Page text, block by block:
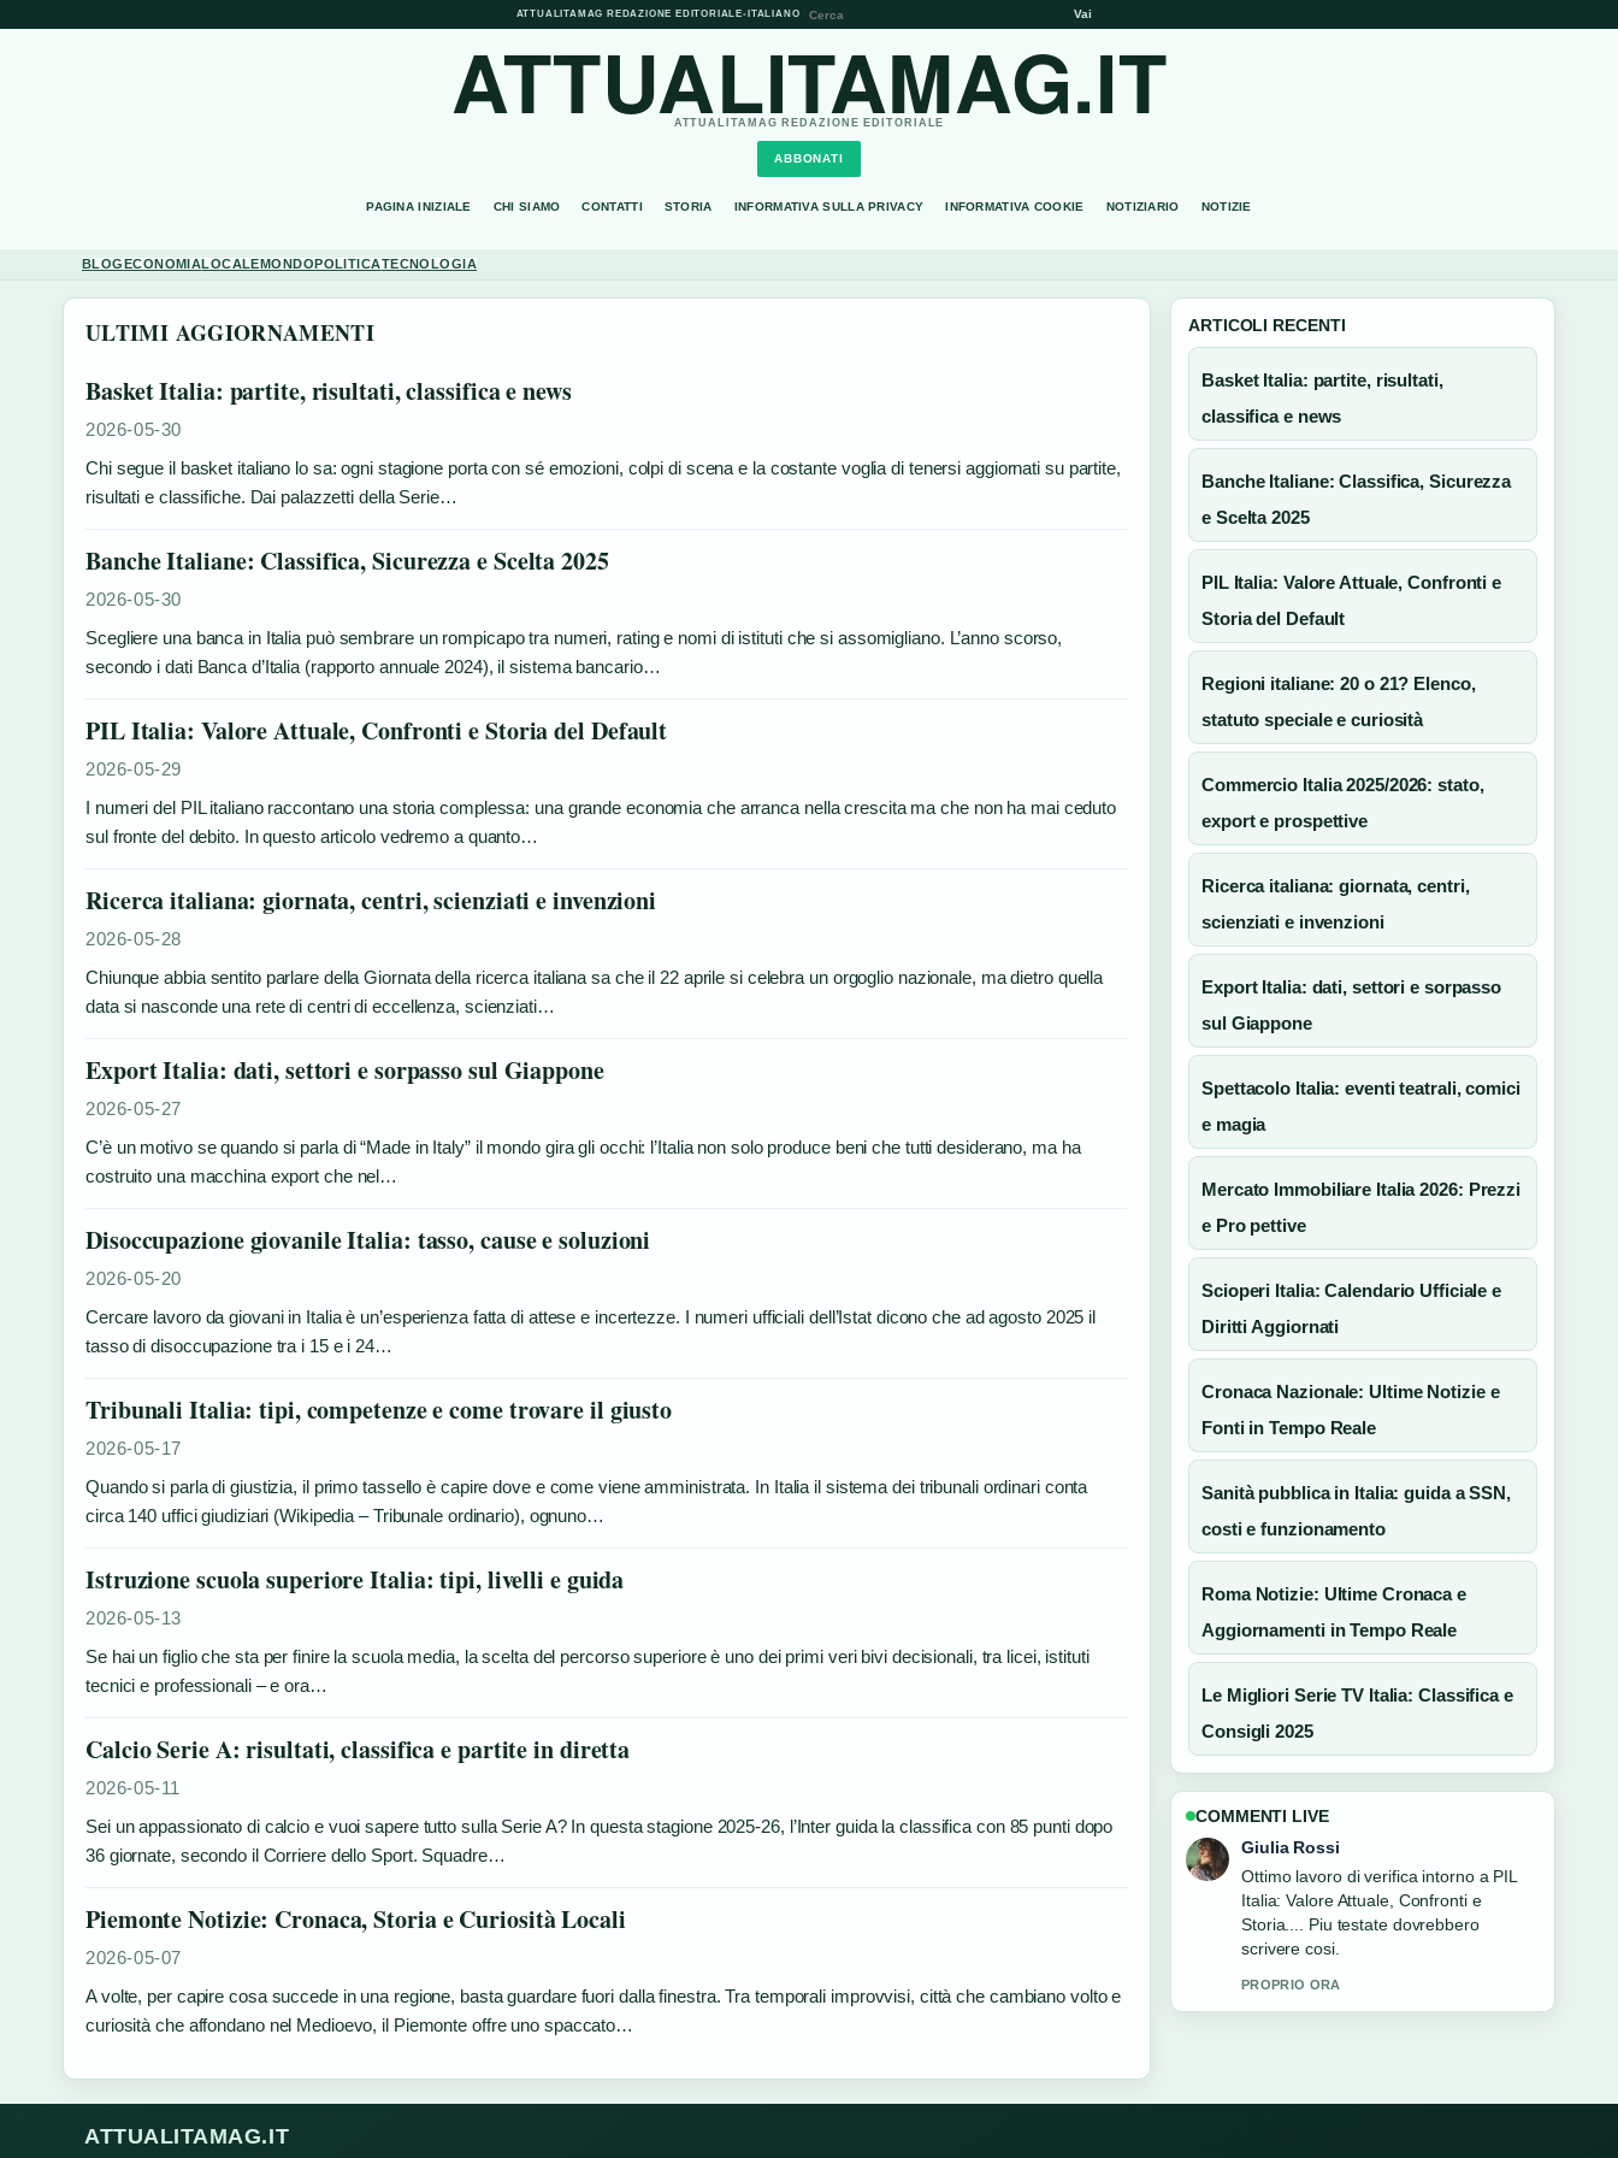
ATTUALITAMAG REDAZIONE EDITORIALE• ITALIANO Vai
ATTUALITAMAG.IT
ATTUALITAMAG REDAZIONE EDITORIALE
ABBONATI
PAGINA INIZIALE CHI SIAMO CONTATTI STORIA INFORMATIVA SULLA PRIVACY INFORMATIVA COOKIE NOTIZIARIO NOTIZIE
BLOGECONOMIALOCALEMONDOPOLITICATECNOLOGIA
ULTIMI AGGIORNAMENTI
Basket Italia: partite, risultati, classifica e news
2026-05-30
Chi segue il basket italiano lo sa: ogni stagione porta con sé emozioni, colpi di scena e la costante voglia di tenersi aggiornati su partite,
risultati e classifiche. Dai palazzetti della Serie…
Banche Italiane: Classifica, Sicurezza e Scelta 2025
2026-05-30
Scegliere una banca in Italia può sembrare un rompicapo tra numeri, rating e nomi di istituti che si assomigliano. L’anno scorso,
secondo i dati Banca d’Italia (rapporto annuale 2024), il sistema bancario…
PIL Italia: Valore Attuale, Confronti e Storia del Default
2026-05-29
I numeri del PIL italiano raccontano una storia complessa: una grande economia che arranca nella crescita ma che non ha mai ceduto
sul fronte del debito. In questo articolo vedremo a quanto…
Ricerca italiana: giornata, centri, scienziati e invenzioni
2026-05-28
Chiunque abbia sentito parlare della Giornata della ricerca italiana sa che il 22 aprile si celebra un orgoglio nazionale, ma dietro quella
data si nasconde una rete di centri di eccellenza, scienziati…
Export Italia: dati, settori e sorpasso sul Giappone
2026-05-27
C’è un motivo se quando si parla di “Made in Italy” il mondo gira gli occhi: l’Italia non solo produce beni che tutti desiderano, ma ha
costruito una macchina export che nel…
Disoccupazione giovanile Italia: tasso, cause e soluzioni
2026-05-20
Cercare lavoro da giovani in Italia è un’esperienza fatta di attese e incertezze. I numeri ufficiali dell’Istat dicono che ad agosto 2025 il
tasso di disoccupazione tra i 15 e i 24…
Tribunali Italia: tipi, competenze e come trovare il giusto
2026-05-17
Quando si parla di giustizia, il primo tassello è capire dove e come viene amministrata. In Italia il sistema dei tribunali ordinari conta
circa 140 uffici giudiziari (Wikipedia – Tribunale ordinario), ognuno…
Istruzione scuola superiore Italia: tipi, livelli e guida
2026-05-13
Se hai un figlio che sta per finire la scuola media, la scelta del percorso superiore è uno dei primi veri bivi decisionali, tra licei, istituti
tecnici e professionali – e ora…
Calcio Serie A: risultati, classifica e partite in diretta
2026-05-11
Sei un appassionato di calcio e vuoi sapere tutto sulla Serie A? In questa stagione 2025-26, l’Inter guida la classifica con 85 punti dopo
36 giornate, secondo il Corriere dello Sport. Squadre…
Piemonte Notizie: Cronaca, Storia e Curiosità Locali
2026-05-07
A volte, per capire cosa succede in una regione, basta guardare fuori dalla finestra. Tra temporali improvvisi, città che cambiano volto e
curiosità che affondano nel Medioevo, il Piemonte offre uno spaccato…
ARTICOLI RECENTI
Basket Italia: partite, risultati,
classifica e news
Banche Italiane: Classifica, Sicurezza
e Scelta 2025
PIL Italia: Valore Attuale, Confronti e
Storia del Default
Regioni italiane: 20 o 21? Elenco,
statuto speciale e curiosità
Commercio Italia 2025/2026: stato,
export e prospettive
Ricerca italiana: giornata, centri,
scienziati e invenzioni
Export Italia: dati, settori e sorpasso
sul Giappone
Spettacolo Italia: eventi teatrali, comici
e magia
Mercato Immobiliare Italia 2026: Prezzi
e Pro pettive
Scioperi Italia: Calendario Ufficiale e
Diritti Aggiornati
Cronaca Nazionale: Ultime Notizie e
Fonti in Tempo Reale
Sanità pubblica in Italia: guida a SSN,
costi e funzionamento
Roma Notizie: Ultime Cronaca e
Aggiornamenti in Tempo Reale
Le Migliori Serie TV Italia: Classifica e
Consigli 2025
COMMENTI LIVE
Giulia Rossi
Ottimo lavoro di verifica intorno a PIL
Italia: Valore Attuale, Confronti e
Storia.... Piu testate dovrebbero
scrivere cosi.
PROPRIO ORA
ATTUALITAMAG.IT